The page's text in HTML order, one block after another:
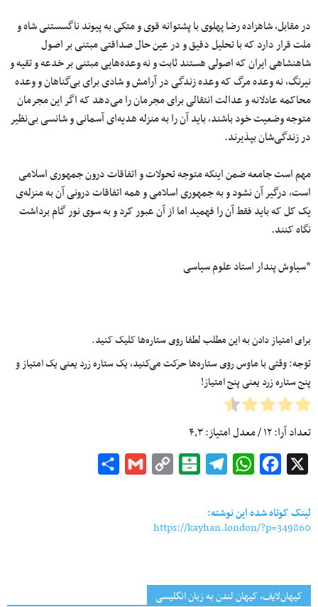
در مقابل، شاهزاده رضا پهلوی با پشتوانه قوی و متکی به پیوند ناگسستنی شاه و
ملت قرار دارد که با تحلیل دقیق و در عین حال صداقتی مبتنی بر اصول
شاهنشاهی ایران که اصولی هستند ثابت و نه وعده‌هایی مبتنی بر خدعه و تقیه و
نیرنگ، نه وعده مرگ که وعده زندگی در آرامش و شادی برای بی‌گناهان و وعده
محاکمه عادلانه و عدالت انتقالی برای مجرمان را می‌دهد که اگر این مجرمان
متوجه وضعیت خود باشند، باید آن را به منزله هدیه‌ای آسمانی و شانسی بی‌نظیر
در زندگی‌شان بپذیرند.
مهم است جامعه ضمن اینکه متوجه تحولات و اتفاقات درون جمهوری اسلامی
است، درگیر آن نشود و به جمهوری اسلامی و همه اتفاقات درونی آن به منزله‌ی
یک کل که باید فقط آن را فهمید اما از آن عبور کرد و به سوی نور گام برداشت
نگاه کنند.
*سیاوش پندار استاد علوم سیاسی
برای امتیاز دادن به این مطلب لطفا روی ستاره‌ها کلیک کنید.
توجه: وقتی با ماوس روی ستاره‌ها حرکت می‌کنید، یک ستاره زرد یعنی یک امتیاز و
پنج ستاره زرد یعنی پنج امتیاز!
تعداد آرا:۱۲/ معدل امتیاز:۴٫۳
Facebook
WhatsApp
Telegram
Balatarin
Copy
Gmail
لینک کوتاه شده این نوشته:
https://kayhan.london/?p=349860
کیهان‌لایف، کیهان لندن به زبان انگلیسی